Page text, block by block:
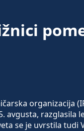
organizacija
avgusta, razglasila
se je uvrstila tudi